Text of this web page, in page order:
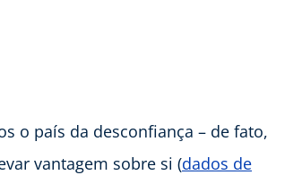
o país da desconfiança – de fato,
vantagem sobre si (dados de